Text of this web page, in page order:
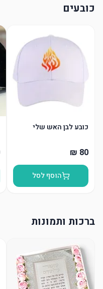
כובעים
כובע לבן האש שלי
הוסף לסל
ברכות ותמונות